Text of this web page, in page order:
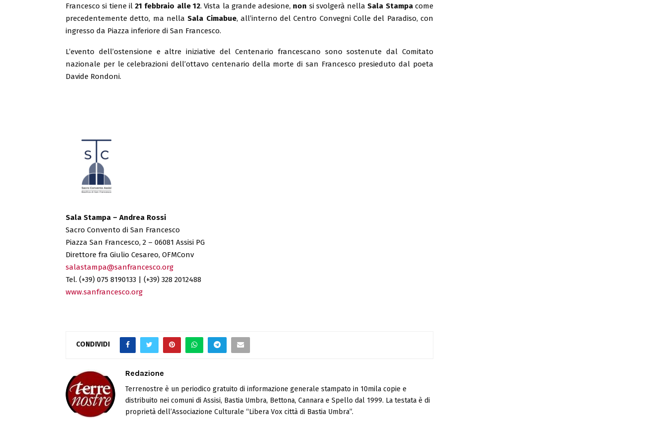
Francesco si tiene il21 febbraio alle 12. Vista la grande adesione, non si svolgerà nellaSala Stampacome
precedentemente detto, ma nellaSala Cimabue, all’interno del Centro Convegni Colle del Paradiso, con
ingresso da Piazza inferiore di San Francesco.
L’evento dell’ostensione e altre iniziative del Centenario francescano sono sostenute dal Comitato
nazionale per le celebrazioni dell’ottavo centenario della morte di san Francesco presieduto dal poeta
Davide Rondoni.
Sala Stampa – Andrea Rossi
Sacro Convento di San Francesco
Piazza San Francesco, 2 – 06081 Assisi PG
Direttore fra Giulio Cesareo, OFMConv
salastampa@sanfrancesco.org
Tel. (+39) 075 8190133 | (+39) 328 2012488
www.sanfrancesco.org
CONDIVIDI
Redazione
Terrenostre è un periodico gratuito di informazione generale stampato in 10mila copie e
distribuito nei comuni di Assisi, Bastia Umbra, Bettona, Cannara e Spello dal 1999. La testata è di
proprietà dell’Associazione Culturale “Libera Vox città di Bastia Umbra”.